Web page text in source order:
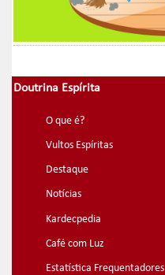
Doutrina Espírita
O que é?
Vultos Espíritas
Destaque
Notícias
Kardecpedia
Café com Luz
Estatística Frequentadores